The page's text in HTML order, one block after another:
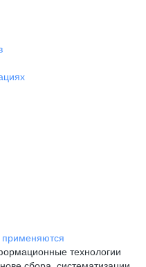
применяются
технологии